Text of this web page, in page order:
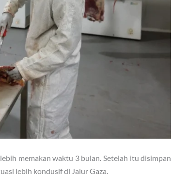
memakan waktu 3 bulan. Setelah itu disimpan
lebih kondusif di Jalur Gaza.